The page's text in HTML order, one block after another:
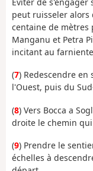
peut ruisseler
centaine de mètres
Manganu et Petra
incitant au
(7) Redescendre en
l'Ouest, puis du
(8) Vers Bocca a
droite le chemin
(9) Prendre le
échelles à